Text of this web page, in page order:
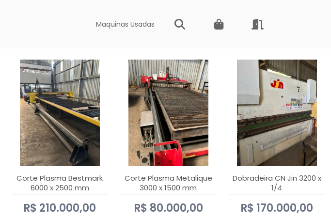
Maquinas Usadas
Corte Plasma Bestmark
6000 x 2500 mm
Hypertherm MaxPro 200
R$ 210.000,00
Corte Plasma Metalique
3000 x 1500 mm
Hypertherm Powermax 45
xp
R$ 80.000,00
Dobradeira CN Jin 3200 x
1/4
R$ 170.000,00